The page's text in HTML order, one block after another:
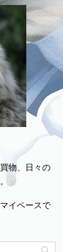
物、日々の
イペースで